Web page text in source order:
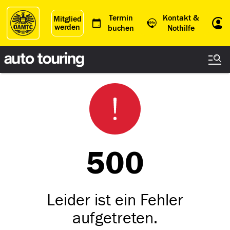
Mitglied
werden
Termin
buchen
Kontakt &
Nothilfe
500
Leider ist ein Fehler
aufgetreten.